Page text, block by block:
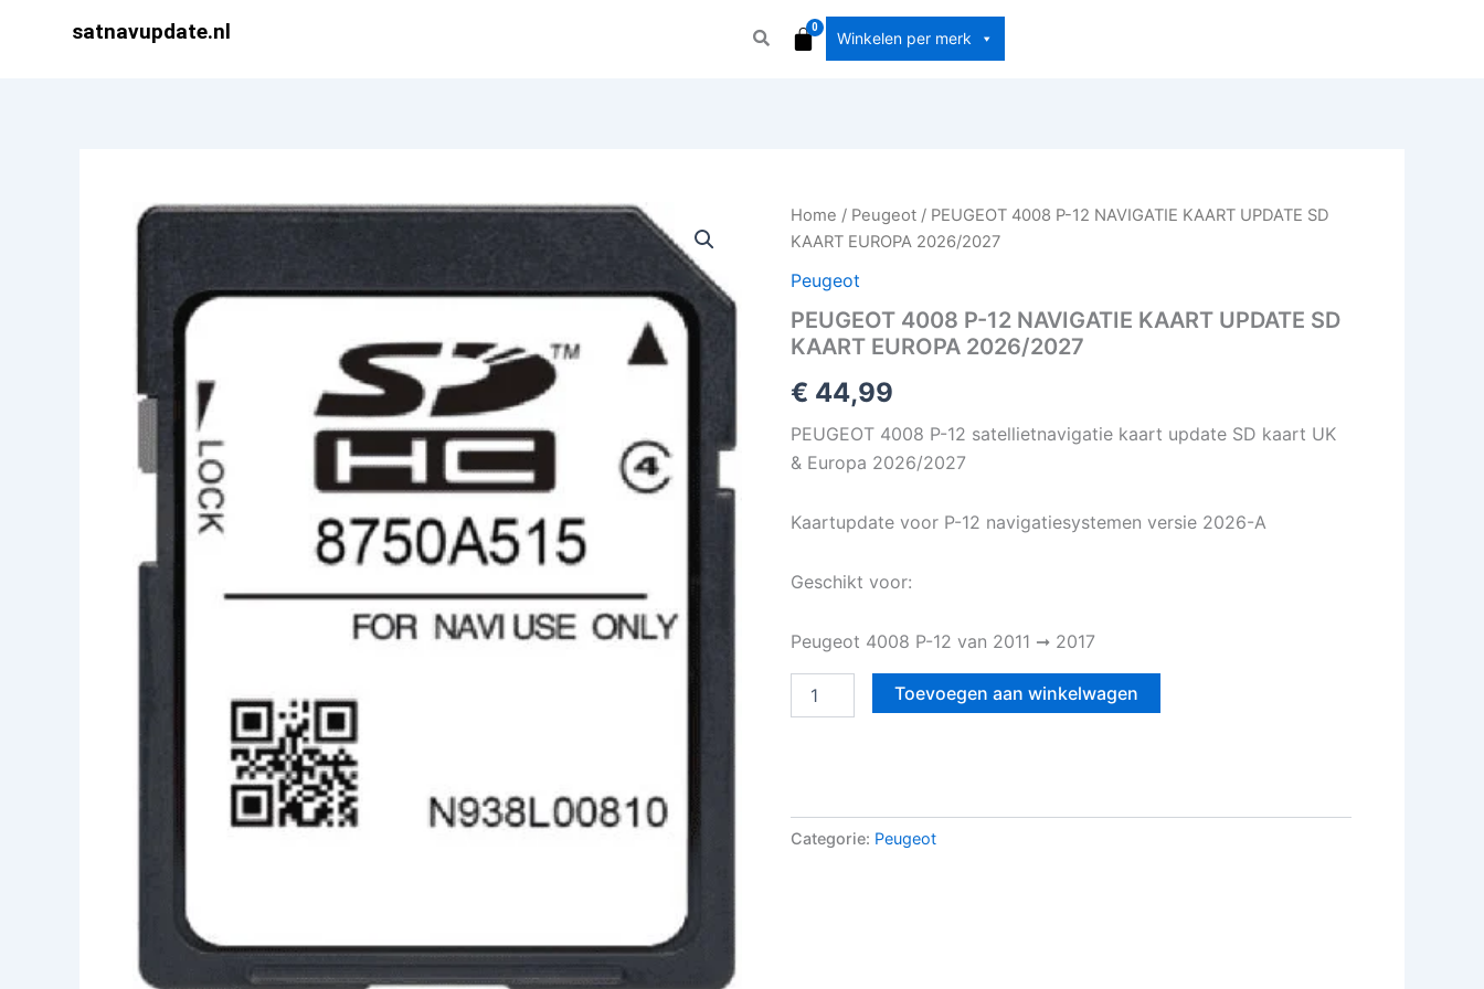
satnavupdate.nl Winkelen per merk
Home / Peugeot / PEUGEOT 4008 P-12 NAVIGATIE KAART UPDATE SD
KAART EUROPA 2026/2027
Peugeot
PEUGEOT 4008 P-12 NAVIGATIE KAART UPDATE SD
KAART EUROPA 2026/2027
€ 44,99
PEUGEOT 4008 P-12 satellietnavigatie kaart update SD kaart UK
& Europa 2026/2027
Kaartupdate voor P-12 navigatiesystemen versie 2026-A
Geschikt voor:
Peugeot 4008 P-12 van 2011 ➞ 2017
PEUGEOT
4008
12
KAART
UPDATE
KAART
EUROPA
2026/2027
aantal
Toevoegen aan winkelwagen
Categorie: Peugeot